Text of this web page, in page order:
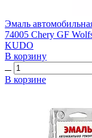
Эмаль
74005 Chery GF
KUDO
В корзину
В корзине